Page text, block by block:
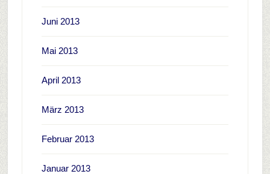
Juni 2013
Mai 2013
April 2013
März 2013
Februar 2013
Januar 2013